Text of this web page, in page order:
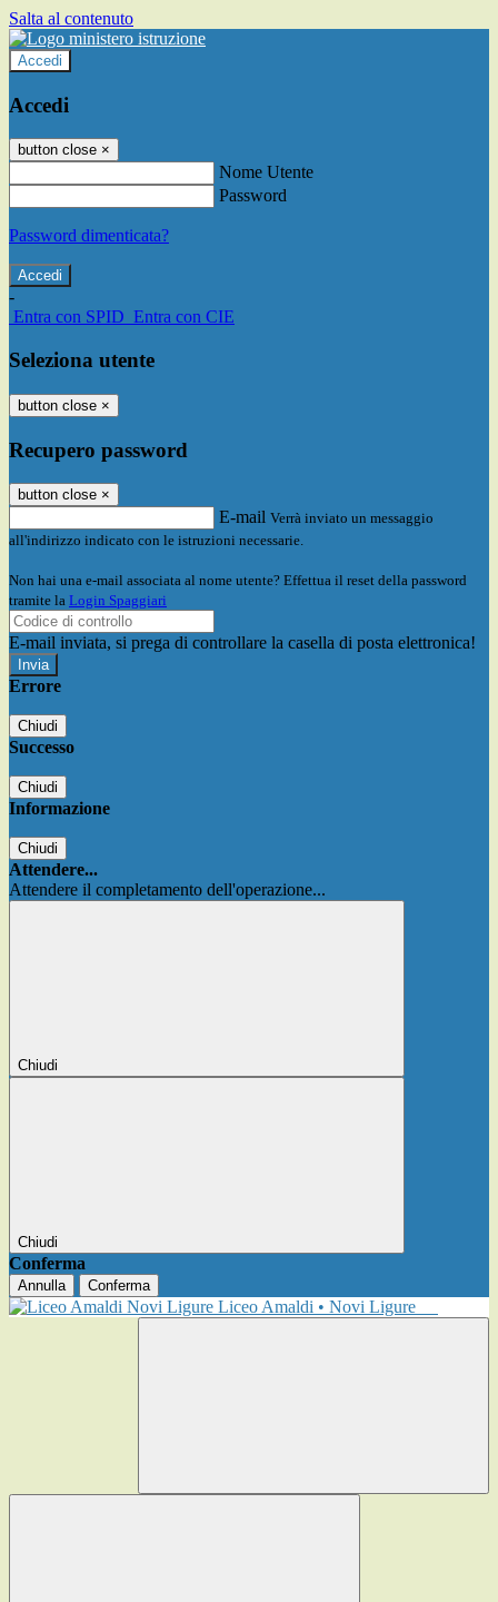
Salta al contenuto
Accedi
Accedi
button close ×
Nome Utente
Password
Password dimenticata?
-
Entra con SPID Entra con CIE
Seleziona utente
button close ×
Recupero password
button close ×
E-mail Verrà inviato un messaggio
all'indirizzo indicato con le istruzioni necessarie.
Non hai una e-mail associata al nome utente? Effettua il reset della password
tramite la Login Spaggiari
E-mail inviata, si prega di controllare la casella di posta elettronica!
Errore
Chiudi
Successo
Chiudi
Informazione
Chiudi
Attendere...
Attendere il completamento dell'operazione...
Chiudi
Chiudi
Conferma
Annulla Conferma
Liceo Amaldi • Novi Ligure